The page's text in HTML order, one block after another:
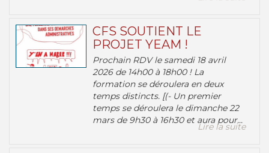
CFS SOUTIENT LE
PROJET YEAM !
Prochain RDV le samedi 18 avril
2026 de 14h00 à 18h00 ! La
formation se déroulera en deux
temps distincts. [(- Un premier
temps se déroulera le dimanche 22
mars de 9h30 à 16h30 et aura pour...
Lire la suite